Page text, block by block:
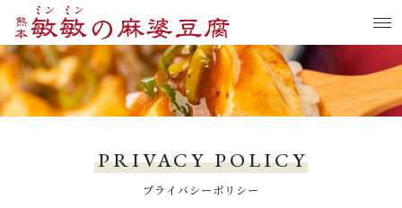
お気に入り LOGIN
CHECKED PRODUCTS
PRIVACY POLICY
プライバシーポリシー